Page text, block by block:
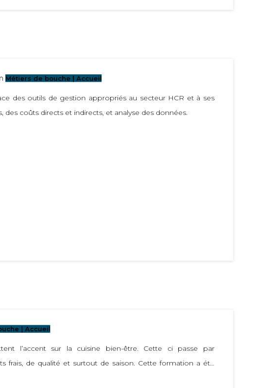
Métiers de bouche | Accueil
des outils de gestion appropriés au secteur HCR et à ses
des coûts directs et indirects, et analyse des données.
| Accueil
l’accent sur la cuisine bien-être. Cette ci passe par
frais, de qualité et surtout de saison. Cette formation a été